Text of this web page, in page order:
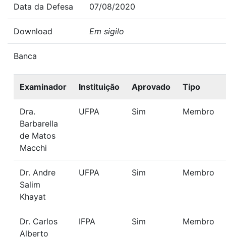
Data da Defesa 07/08/2020
Download Em sigilo
Banca
Examinador Instituição Aprovado Tipo
Dra.
Barbarella
de Matos
Macchi
UFPA Sim Membro
Dr. Andre
Salim
Khayat
UFPA Sim Membro
Dr. Carlos
Alberto
IFPA Sim Membro